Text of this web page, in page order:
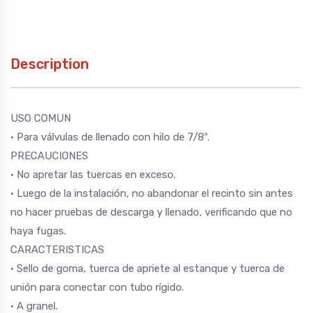
Description
USO COMUN
• Para válvulas de llenado con hilo de 7/8″.
PRECAUCIONES
• No apretar las tuercas en exceso.
• Luego de la instalación, no abandonar el recinto sin antes
no hacer pruebas de descarga y llenado, verificando que no
haya fugas.
CARACTERISTICAS
• Sello de goma, tuerca de apriete al estanque y tuerca de
unión para conectar con tubo rígido.
• A granel.